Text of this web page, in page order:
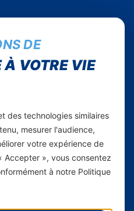
DE
À VOTRE VIE
des technologies similaires
mesurer l'audience,
votre expérience de
Accepter », vous consentez
à notre Politique